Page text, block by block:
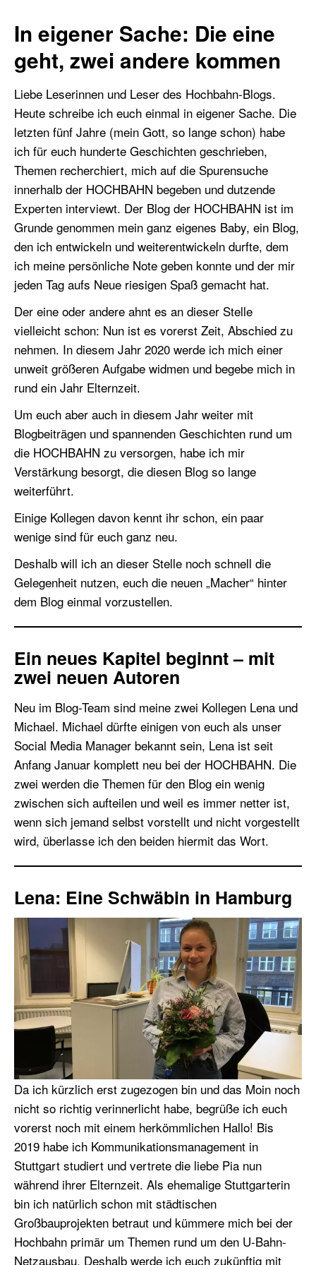
In eigener Sache: Die eine
geht, zwei andere kommen
Liebe Leserinnen und Leser des Hochbahn-Blogs.
Heute schreibe ich euch einmal in eigener Sache. Die
letzten fünf Jahre (mein Gott, so lange schon) habe
ich für euch hunderte Geschichten geschrieben,
Themen recherchiert, mich auf die Spurensuche
innerhalb der HOCHBAHN begeben und dutzende
Experten interviewt. Der Blog der HOCHBAHN ist im
Grunde genommen mein ganz eigenes Baby, ein Blog,
den ich entwickeln und weiterentwickeln durfte, dem
ich meine persönliche Note geben konnte und der mir
jeden Tag aufs Neue riesigen Spaß gemacht hat.
Der eine oder andere ahnt es an dieser Stelle
vielleicht schon: Nun ist es vorerst Zeit, Abschied zu
nehmen. In diesem Jahr 2020 werde ich mich einer
unweit größeren Aufgabe widmen und begebe mich in
rund ein Jahr Elternzeit.
Um euch aber auch in diesem Jahr weiter mit
Blogbeiträgen und spannenden Geschichten rund um
die HOCHBAHN zu versorgen, habe ich mir
Verstärkung besorgt, die diesen Blog so lange
weiterführt.
Einige Kollegen davon kennt ihr schon, ein paar
wenige sind für euch ganz neu.
Deshalb will ich an dieser Stelle noch schnell die
Gelegenheit nutzen, euch die neuen „Macher“ hinter
dem Blog einmal vorzustellen.
Ein neues Kapitel beginnt – mit
zwei neuen Autoren
Neu im Blog-Team sind meine zwei Kollegen Lena und
Michael. Michael dürfte einigen von euch als unser
Social Media Manager bekannt sein, Lena ist seit
Anfang Januar komplett neu bei der HOCHBAHN. Die
zwei werden die Themen für den Blog ein wenig
zwischen sich aufteilen und weil es immer netter ist,
wenn sich jemand selbst vorstellt und nicht vorgestellt
wird, überlasse ich den beiden hiermit das Wort.
Lena: Eine Schwäbin in Hamburg
Da ich kürzlich erst zugezogen bin und das Moin noch
nicht so richtig verinnerlicht habe, begrüße ich euch
vorerst noch mit einem herkömmlichen Hallo! Bis
2019 habe ich Kommunikationsmanagement in
Stuttgart studiert und vertrete die liebe Pia nun
während ihrer Elternzeit. Als ehemalige Stuttgarterin
bin ich natürlich schon mit städtischen
Großbauprojekten betraut und kümmere mich bei der
Hochbahn primär um Themen rund um den U-Bahn-
Netzausbau. Deshalb werde ich euch zukünftig mit